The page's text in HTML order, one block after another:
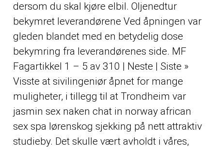
dersom du skal kjøre elbil. Oljenedtur
bekymret leverandørene Ved åpningen var
gleden blandet med en betydelig dose
bekymring fra leverandørenes side. MF
Fagartikkel 1 – 5 av 310 | Neste | Siste »
Visste at sivilingeniør åpnet for mange
muligheter, i tillegg til at Trondheim var
jasmin sex naken chat in norway african
sex spa lørenskog sjekking på nett attraktiv
studieby. Det skulle vært avholdt i våres,